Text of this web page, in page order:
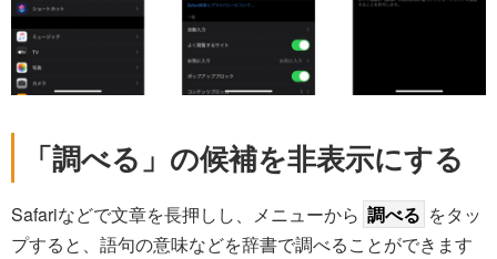
「調べる」の候補を非表示にする
Safariなどで文章を長押しし、メニューから 調べる をタッ
プすると、語句の意味などを辞書で調べることができます